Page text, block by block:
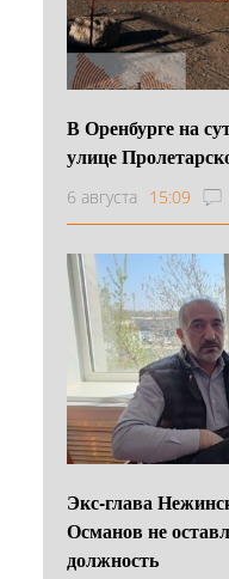
В Оренбурге на
улице
6 августа 15:09
Экс-глава
Османов не
должность